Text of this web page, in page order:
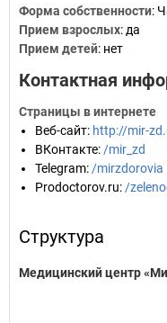
Форма собственности:
Прием взрослых: да
Прием детей: нет
Контактная
Страницы в интернете
Веб-сайт: http://mir-
ВКонтакте: /mir_zd
Telegram: /mirzdorovia
Prodoctorov.ru: /
Структура
Медицинский центр